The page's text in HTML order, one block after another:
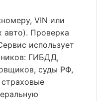
VIN или
авто). Проверка
использует
ГИБДД,
суды РФ,
страховые